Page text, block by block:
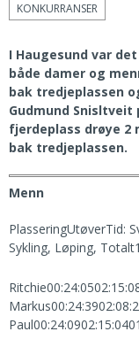
KONKURRANSER
I Haugesund var
både damer og
bak tredjeplassen
Gudmund Snisltveit
fjerdeplass drøye 2
bak tredjeplassen.
Menn
PlasseringUtøverTid:
Sykling, Løping,